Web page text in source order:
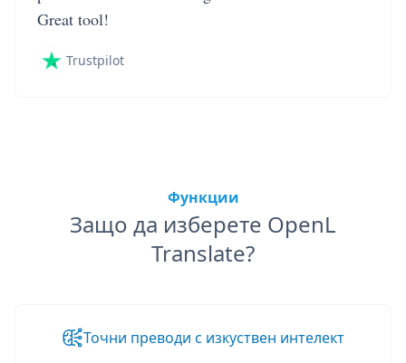
Great tool!
Trustpilot
Функции
Защо да изберете OpenL
Translate?
Точни преводи с изкуствен интелект